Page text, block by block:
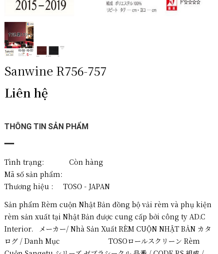
Sanwine R756-757
Liên hệ
THÔNG TIN SẢN PHẨM
Tình trạng: Còn hàng
Mã số sản phẩm:
Thương hiệu :
TOSO - JAPAN
Sản phẩm Rèm cuộn Nhật Bản đồng bộ vải rèm và phụ kiện
rèm sản xuất tại Nhật Bản được cung cấp bởi công ty AD.C
Interior. メーカー/ Nhà Sản Xuất RÈM CUỘN NHẬT BẢN カタ
ログ / Danh Mục TOSOロールスクリーン Rèm